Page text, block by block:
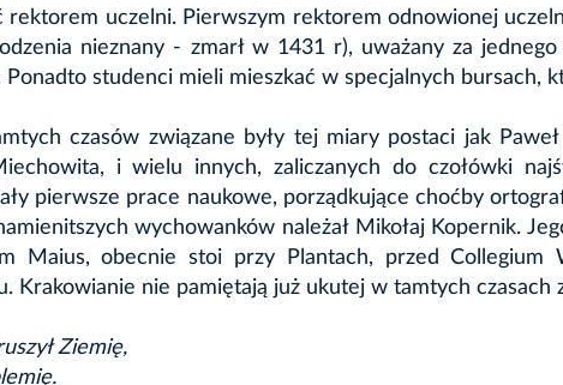
rektorem uczelni. Pierwszym rektorem odnowionej
nieznany - zmarł w 1431 r), uważany za
Ponadto studenci mieli mieszkać w specjalnych bursach,
czasów związane były tej miary postaci jak
i wielu innych, zaliczanych do czołówki
pierwsze prace naukowe, porządkujące choćby
wychowanków należał Mikołaj Kopernik.
Maius, obecnie stoi przy Plantach, przed Collegium
Krakowianie nie pamiętają już ukutej w tamtych czasach
Ziemię,